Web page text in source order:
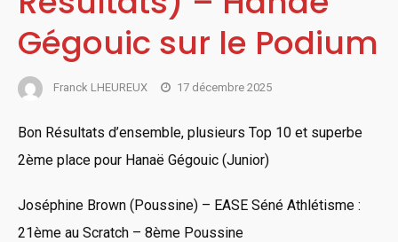
Gégouic sur le Podium
Franck LHEUREUX 17 décembre 2025
Bon Résultats d’ensemble, plusieurs Top 10 et superbe
2ème place pour Hanaë Gégouic (Junior)
Joséphine Brown (Poussine) – EASE Séné Athlétisme :
21ème au Scratch – 8ème Poussine